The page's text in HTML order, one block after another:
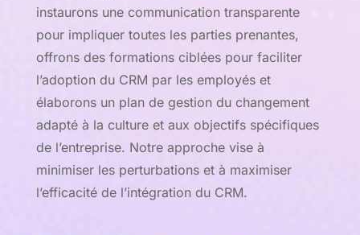
instaurons une communication transparente
pour impliquer toutes les parties prenantes,
offrons des formations ciblées pour faciliter
l’adoption du CRM par les employés et
élaborons un plan de gestion du changement
adapté à la culture et aux objectifs spécifiques
de l’entreprise. Notre approche vise à
minimiser les perturbations et à maximiser
l’efficacité de l’intégration du CRM.